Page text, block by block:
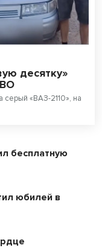
десятку»
серый «ВАЗ-2110», на
бесплатную
юбилей в